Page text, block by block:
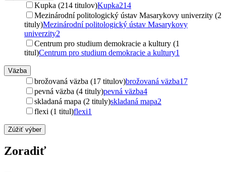
Kupka (214 titulov)Kupka214
Mezinárodní politologický ústav Masarykovy univerzity (2
tituly)Mezinárodní politologický ústav Masarykovy
univerzity2
Centrum pro studium demokracie a kultury (1
titul)Centrum pro studium demokracie a kultury1
Väzba
brožovaná väzba (17 titulov)brožovaná väzba17
pevná väzba (4 tituly)pevná väzba4
skladaná mapa (2 tituly)skladaná mapa2
flexi (1 titul)flexi1
Zúžiť výber
Zoradiť